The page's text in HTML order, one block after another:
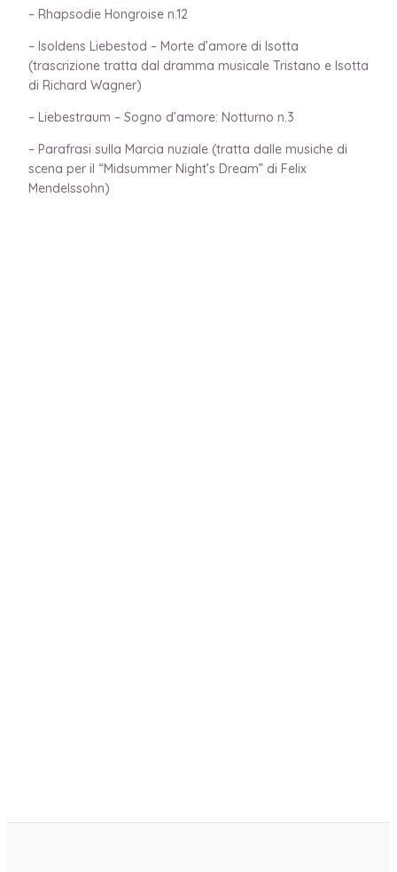
– Rhapsodie Hongroise n.12
– Isoldens Liebestod – Morte d’amore di Isotta
(trascrizione tratta dal dramma musicale Tristano e Isotta
di Richard Wagner)
– Liebestraum – Sogno d’amore: Notturno n.3
– Parafrasi sulla Marcia nuziale (tratta dalle musiche di
scena per il “Midsummer Night’s Dream” di Felix
Mendelssohn)